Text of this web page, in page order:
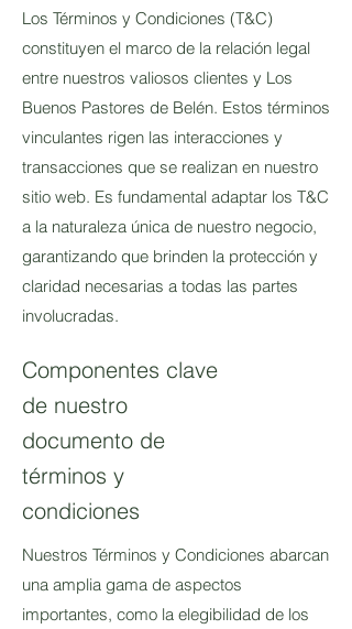
Los Términos y Condiciones (T&C)
constituyen el marco de la relación legal
entre nuestros valiosos clientes y Los
Buenos Pastores de Belén. Estos términos
vinculantes rigen las interacciones y
transacciones que se realizan en nuestro
sitio web. Es fundamental adaptar los T&C
a la naturaleza única de nuestro negocio,
garantizando que brinden la protección y
claridad necesarias a todas las partes
involucradas.
Componentes clave
de nuestro
documento de
términos y
condiciones
Nuestros Términos y Condiciones abarcan
una amplia gama de aspectos
importantes, como la elegibilidad de los